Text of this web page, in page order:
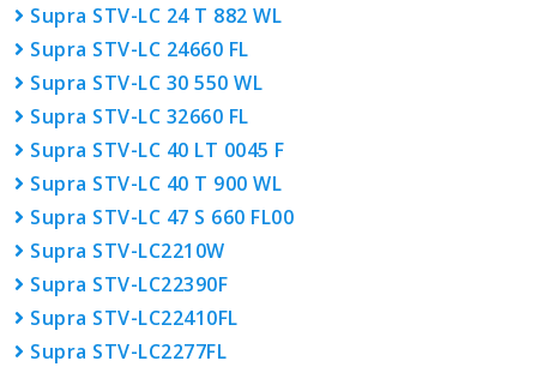
Supra STV-LC 24 T 882 WL
Supra STV-LC 24660 FL
Supra STV-LC 30 550 WL
Supra STV-LC 32660 FL
Supra STV-LC 40 LT 0045 F
Supra STV-LC 40 T 900 WL
Supra STV-LC 47 S 660 FL00
Supra STV-LC2210W
Supra STV-LC22390F
Supra STV-LC22410FL
Supra STV-LC2277FL